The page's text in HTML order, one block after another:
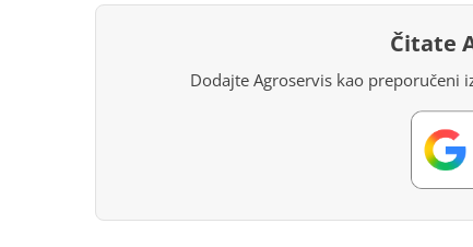
Čitate
Dodajte Agroservis kao preporučeni